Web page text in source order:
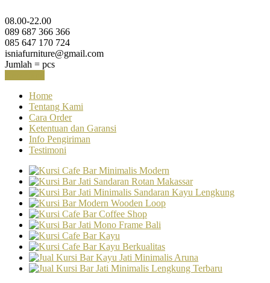
08.00-22.00
089 687 366 366
085 647 170 724
isniafurniture@gmail.com
Jumlah = pcs
Home
Tentang Kami
Cara Order
Ketentuan dan Garansi
Info Pengiriman
Testimoni